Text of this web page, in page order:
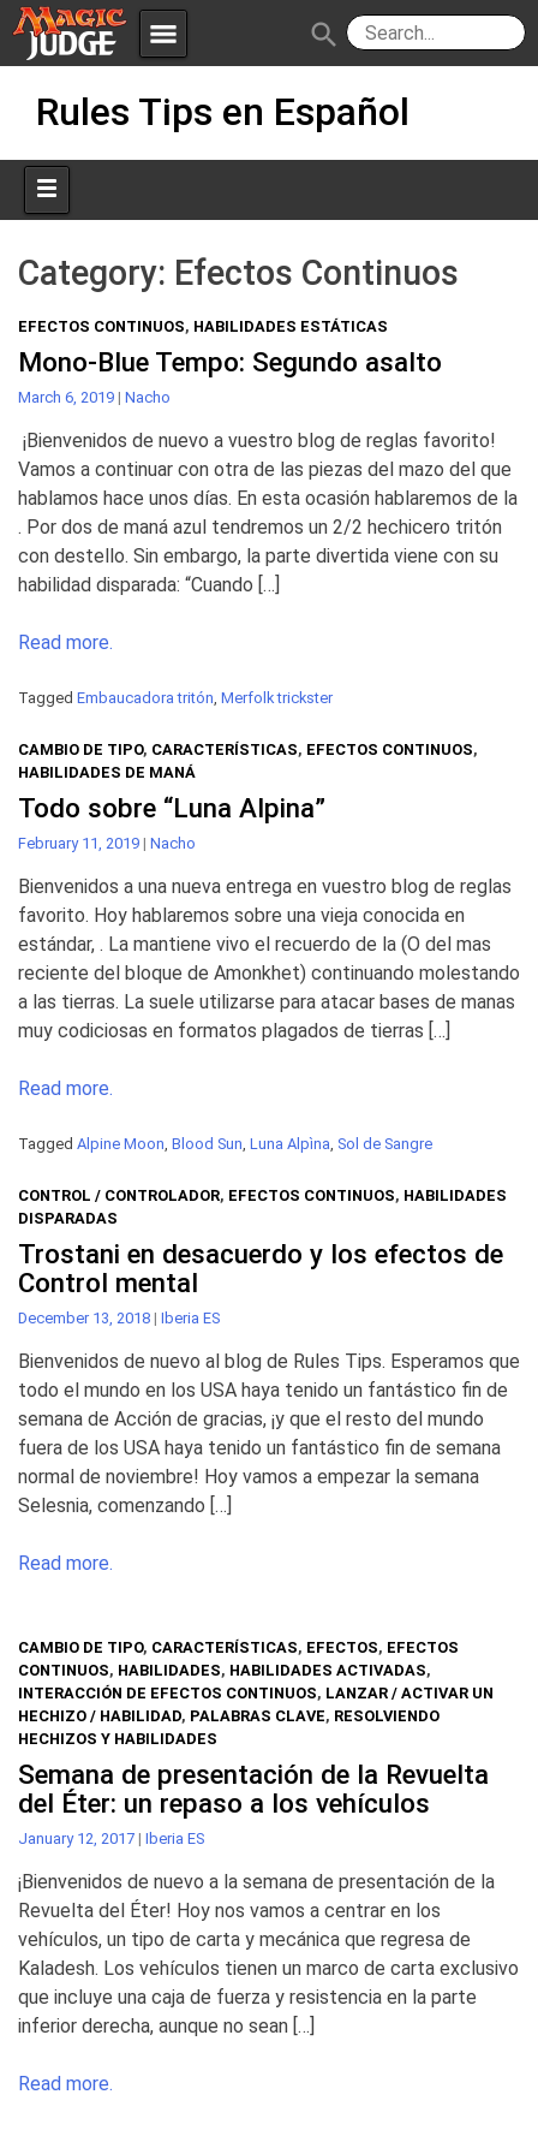
menu
Apps JudgeApps
Forum
Judges
Policies IPG
JAR
search
Rules Tips en Español
Category: Efectos Continuos
EFECTOS CONTINUOS, HABILIDADES ESTÁTICAS
Mono-Blue Tempo: Segundo asalto
March 6, 2019 | Nacho
¡Bienvenidos de nuevo a vuestro blog de reglas favorito!
Vamos a continuar con otra de las piezas del mazo del que
hablamos hace unos días. En esta ocasión hablaremos de la
. Por dos de maná azul tendremos un 2/2 hechicero tritón
con destello. Sin embargo, la parte divertida viene con su
habilidad disparada: “Cuando […]
Read more.
Tagged Embaucadora tritón, Merfolk trickster
CAMBIO DE TIPO, CARACTERÍSTICAS, EFECTOS CONTINUOS,
HABILIDADES DE MANÁ
Todo sobre “Luna Alpina”
February 11, 2019 | Nacho
Bienvenidos a una nueva entrega en vuestro blog de reglas
favorito. Hoy hablaremos sobre una vieja conocida en
estándar, . La mantiene vivo el recuerdo de la (O del mas
reciente del bloque de Amonkhet) continuando molestando
a las tierras. La suele utilizarse para atacar bases de manas
muy codiciosas en formatos plagados de tierras […]
Read more.
Tagged Alpine Moon, Blood Sun, Luna Alpìna, Sol de Sangre
CONTROL / CONTROLADOR, EFECTOS CONTINUOS, HABILIDADES
DISPARADAS
Trostani en desacuerdo y los efectos de
Control mental
December 13, 2018 | Iberia ES
Bienvenidos de nuevo al blog de Rules Tips. Esperamos que
todo el mundo en los USA haya tenido un fantástico fin de
semana de Acción de gracias, ¡y que el resto del mundo
fuera de los USA haya tenido un fantástico fin de semana
normal de noviembre! Hoy vamos a empezar la semana
Selesnia, comenzando […]
Read more.
CAMBIO DE TIPO, CARACTERÍSTICAS, EFECTOS, EFECTOS
CONTINUOS, HABILIDADES, HABILIDADES ACTIVADAS,
INTERACCIÓN DE EFECTOS CONTINUOS, LANZAR / ACTIVAR UN
HECHIZO / HABILIDAD, PALABRAS CLAVE, RESOLVIENDO
HECHIZOS Y HABILIDADES
Semana de presentación de la Revuelta
del Éter: un repaso a los vehículos
January 12, 2017 | Iberia ES
¡Bienvenidos de nuevo a la semana de presentación de la
Revuelta del Éter! Hoy nos vamos a centrar en los
vehículos, un tipo de carta y mecánica que regresa de
Kaladesh. Los vehículos tienen un marco de carta exclusivo
que incluye una caja de fuerza y resistencia en la parte
inferior derecha, aunque no sean […]
Read more.